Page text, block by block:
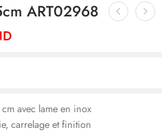
ART02968
avec lame en inox
carrelage et finition